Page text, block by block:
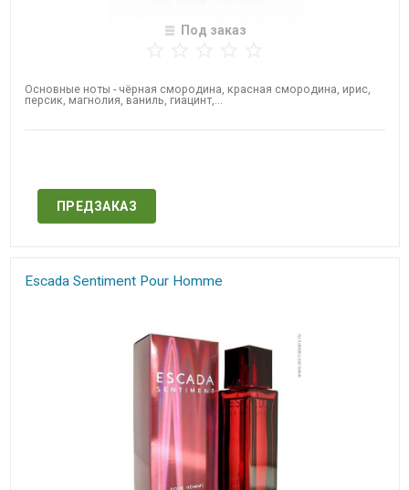
Под заказ
Основные ноты - чёрная смородина, красная смородина, ирис,
персик, магнолия, ваниль, гиацинт,...
ПРЕДЗАКАЗ
Escada​ Sentiment Pour Homme